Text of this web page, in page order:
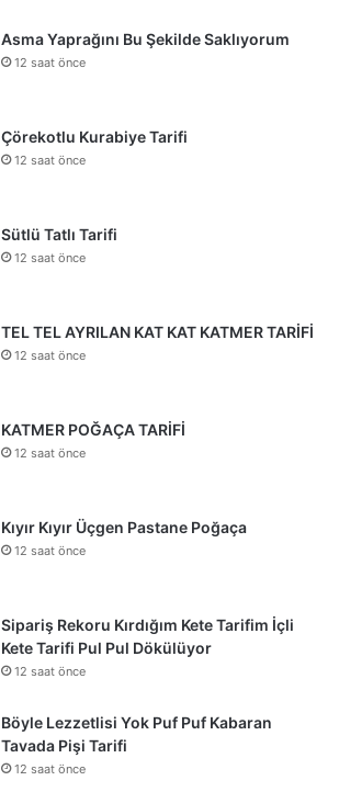
Asma Yaprağını Bu Şekilde Saklıyorum
12 saat önce
Çörekotlu Kurabiye Tarifi
12 saat önce
Sütlü Tatlı Tarifi
12 saat önce
TEL TEL AYRILAN KAT KAT KATMER TARİFİ
12 saat önce
KATMER POĞAÇA TARİFİ
12 saat önce
Kıyır Kıyır Üçgen Pastane Poğaça
12 saat önce
Sipariş Rekoru Kırdığım Kete Tarifim İçli
Kete Tarifi Pul Pul Dökülüyor
12 saat önce
Böyle Lezzetlisi Yok Puf Puf Kabaran
Tavada Pişi Tarifi
12 saat önce